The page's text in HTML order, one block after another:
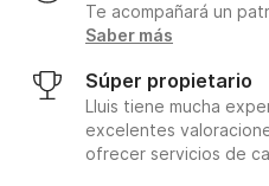
Te acompañará un
Saber más
Súper propietario
Lluis tiene mucha
excelentes
ofrecer servicios de